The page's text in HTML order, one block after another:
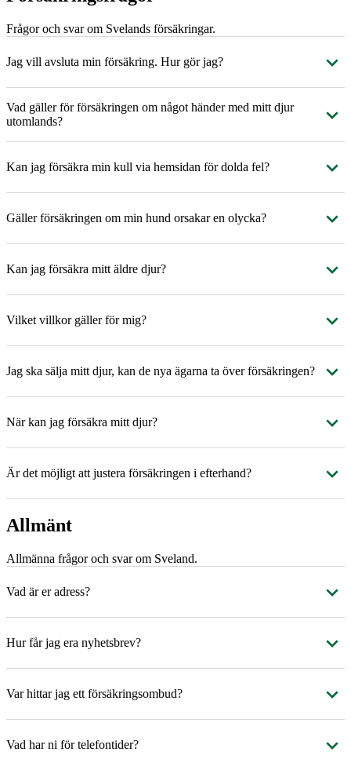
Frågor och svar om Svelands försäkringar.
Jag vill avsluta min försäkring. Hur gör jag?
Vad gäller för försäkringen om något händer med mitt djur
utomlands?
Kan jag försäkra min kull via hemsidan för dolda fel?
Gäller försäkringen om min hund orsakar en olycka?
Kan jag försäkra mitt äldre djur?
Vilket villkor gäller för mig?
Jag ska sälja mitt djur, kan de nya ägarna ta över försäkringen?
När kan jag försäkra mitt djur?
Är det möjligt att justera försäkringen i efterhand?
Allmänt
Allmänna frågor och svar om Sveland.
Vad är er adress?
Hur får jag era nyhetsbrev?
Var hittar jag ett försäkringsombud?
Vad har ni för telefontider?